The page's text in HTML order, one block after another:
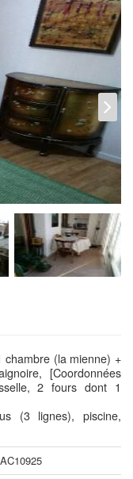
chambre (la mienne) +
[Coordonnées
2 fours dont 1
(3 lignes), piscine,
AC10925